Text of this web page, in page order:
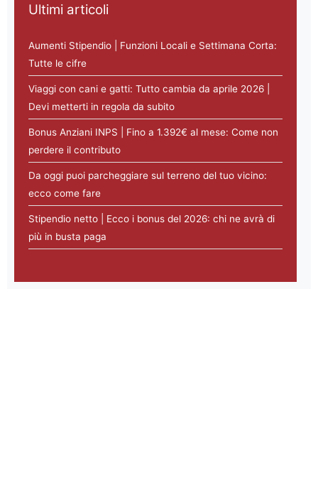
Ultimi articoli
Aumenti Stipendio | Funzioni Locali e Settimana Corta:
Tutte le cifre
Viaggi con cani e gatti: Tutto cambia da aprile 2026 |
Devi metterti in regola da subito
Bonus Anziani INPS | Fino a 1.392€ al mese: Come non
perdere il contributo
Da oggi puoi parcheggiare sul terreno del tuo vicino:
ecco come fare
Stipendio netto | Ecco i bonus del 2026: chi ne avrà di
più in busta paga